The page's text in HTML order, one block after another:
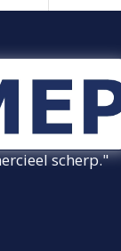
scherp."